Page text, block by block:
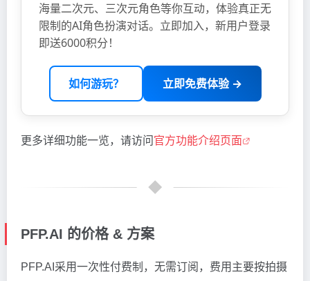
海量二次元、三次元角色等你互动，体验真正无
限制的AI角色扮演对话。立即加入，新用户登录
即送6000积分！
如何游玩？ 立即免费体验 →
更多详细功能一览，请访问 官方功能介绍页面
PFP.AI 的价格 & 方案
PFP.AI采用一次性付费制，无需订阅，费用主要按拍摄